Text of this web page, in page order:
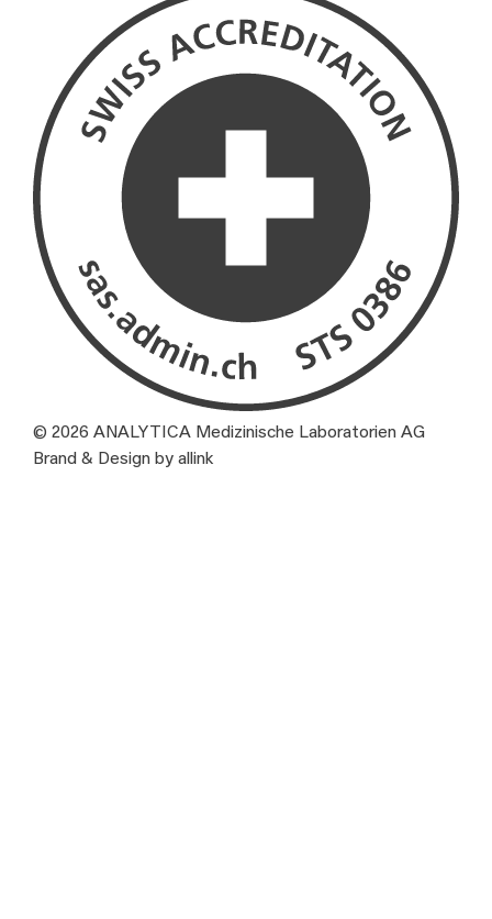
© 2026 ANALYTICA Medizinische Laboratorien AG
Brand & Design by allink